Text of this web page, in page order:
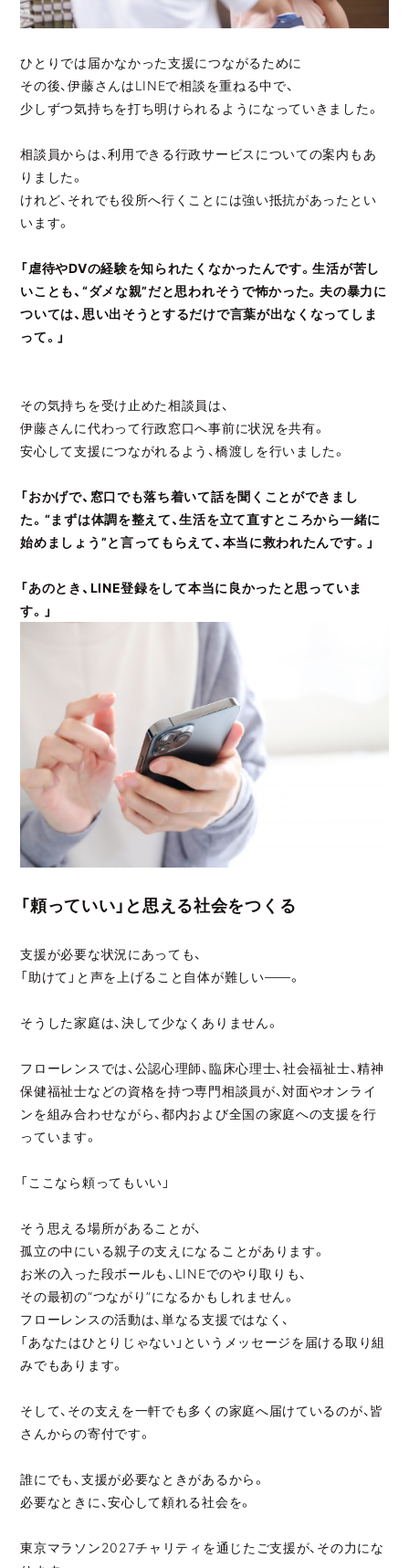
ひとりでは届かなかった支援につながるために
その後、伊藤さんはLINEで相談を重ねる中で、
少しずつ気持ちを打ち明けられるようになっていきました。
相談員からは、利用できる行政サービスについての案内もあ
りました。
けれど、それでも役所へ行くことには強い抵抗があったとい
います。
「虐待やDVの経験を知られたくなかったんです。生活が苦し
いことも、“ダメな親”だと思われそうで怖かった。夫の暴力に
ついては、思い出そうとするだけで言葉が出なくなってしま
って。」
その気持ちを受け止めた相談員は、
伊藤さんに代わって行政窓口へ事前に状況を共有。
安心して支援につながれるよう、橋渡しを行いました。
「おかげで、窓口でも落ち着いて話を聞くことができまし
た。“まずは体調を整えて、生活を立て直すところから一緒に
始めましょう”と言ってもらえて、本当に救われたんです。」
「あのとき、LINE登録をして本当に良かったと思っていま
す。」
「頼っていい」と思える社会をつくる
支援が必要な状況にあっても、
「助けて」と声を上げること自体が難しい——。
そうした家庭は、決して少なくありません。
フローレンスでは、公認心理師、臨床心理士、社会福祉士、精神
保健福祉士などの資格を持つ専門相談員が、対面やオンライ
ンを組み合わせながら、都内および全国の家庭への支援を行
っています。
「ここなら頼ってもいい」
そう思える場所があることが、
孤立の中にいる親子の支えになることがあります。
お米の入った段ボールも、LINEでのやり取りも、
その最初の“つながり”になるかもしれません。
フローレンスの活動は、単なる支援ではなく、
「あなたはひとりじゃない」というメッセージを届ける取り組
みでもあります。
そして、その支えを一軒でも多くの家庭へ届けているのが、皆
さんからの寄付です。
誰にでも、支援が必要なときがあるから。
必要なときに、安心して頼れる社会を。
東京マラソン2027チャリティを通じたご支援が、その力にな